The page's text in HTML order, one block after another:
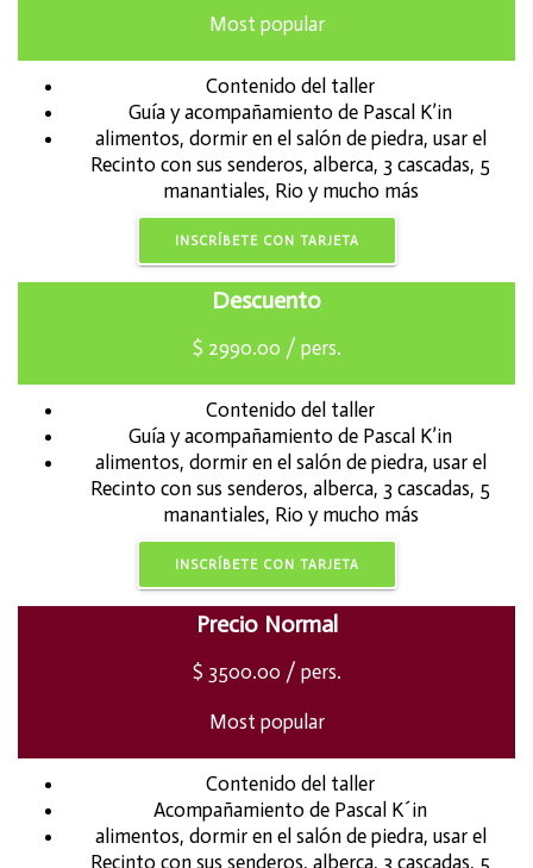
Most popular
Contenido del taller
Guía y acompañamiento de Pascal K’in
alimentos, dormir en el salón de piedra, usar el
Recinto con sus senderos, alberca, 3 cascadas, 5
manantiales, Rio y mucho más
INSCRÍBETE CON TARJETA
Descuento
$ 2990.00 / pers.
Contenido del taller
Guía y acompañamiento de Pascal K’in
alimentos, dormir en el salón de piedra, usar el
Recinto con sus senderos, alberca, 3 cascadas, 5
manantiales, Rio y mucho más
INSCRÍBETE CON TARJETA
Precio Normal
$ 3500.00 / pers.
Most popular
Contenido del taller
Acompañamiento de Pascal K´in
alimentos, dormir en el salón de piedra, usar el
Recinto con sus senderos, alberca, 3 cascadas, 5